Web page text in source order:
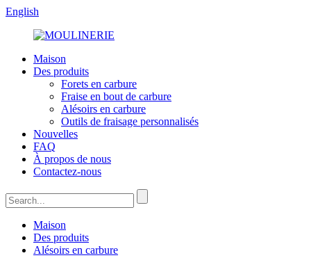
English
Maison
Des produits
Forets en carbure
Fraise en bout de carbure
Alésoirs en carbure
Outils de fraisage personnalisés
Nouvelles
FAQ
À propos de nous
Contactez-nous
Maison
Des produits
Alésoirs en carbure